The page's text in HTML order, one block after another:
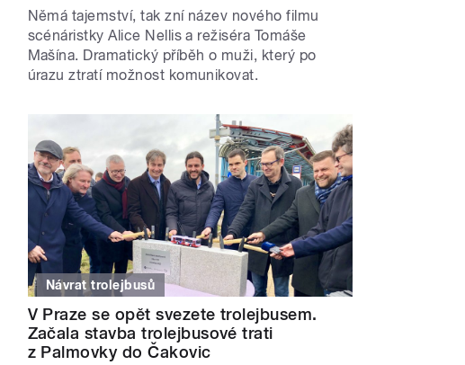
Němá tajemství, tak zní název nového filmu
scénáristky Alice Nellis a režiséra Tomáše
Mašína. Dramatický příběh o muži, který po
úrazu ztratí možnost komunikovat.
Návrat trolejbusů
V Praze se opět svezete trolejbusem.
Začala stavba trolejbusové trati
z Palmovky do Čakovic